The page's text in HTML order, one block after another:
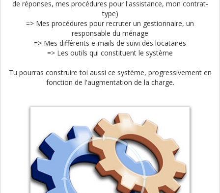
de réponses, mes procédures pour l'assistance, mon contrat-
type)
=> Mes procédures pour recruter un gestionnaire, un
responsable du ménage
=> Mes différents e-mails de suivi des locataires
=> Les outils qui constituent le système
Tu pourras construire toi aussi ce système, progressivement en
fonction de l'augmentation de la charge.